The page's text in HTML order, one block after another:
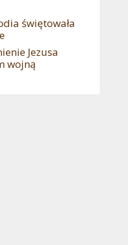
świętowała
Jezusa
wojną